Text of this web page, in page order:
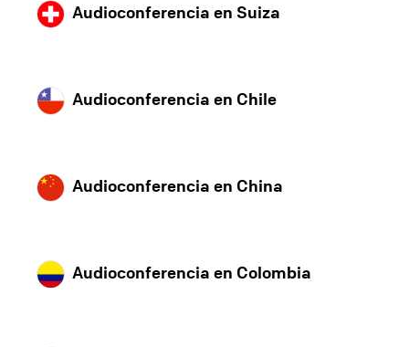
Audioconferencia en Suiza
Audioconferencia en Chile
Audioconferencia en China
Audioconferencia en Colombia